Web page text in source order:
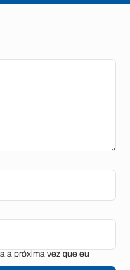
a próxima vez que eu